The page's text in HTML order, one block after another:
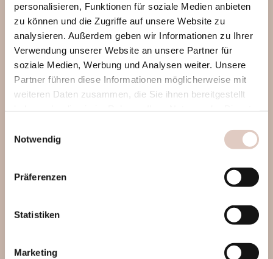
personalisieren, Funktionen für soziale Medien anbieten
zu können und die Zugriffe auf unsere Website zu
analysieren. Außerdem geben wir Informationen zu Ihrer
Verwendung unserer Website an unsere Partner für
soziale Medien, Werbung und Analysen weiter. Unsere
Partner führen diese Informationen möglicherweise mit
weiteren Daten zusammen, die Sie ihnen bereitgestellt
Notwendig
Präferenzen
Statistiken
Marketing
Go Bikinifigur
Wer sich jetzt noch schnell mit einer
ist bei uns genau richtig. Denn hier
Reizklima. Für den effektiven Detox gibt’s
geschmeidig wirst du beim Yoga, und für